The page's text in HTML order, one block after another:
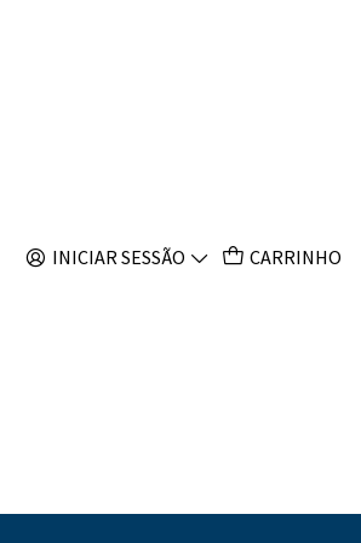
INICIAR SESSÃO CARRINHO